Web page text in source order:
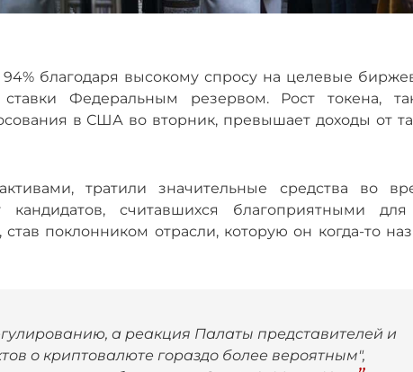
благодаря высокому спросу на целевые
Федеральным резервом. Рост токена,
в США во вторник, превышает доходы от
тратили значительные средства во
считавшихся благоприятными
поклонником отрасли, которую он когда-то
а реакция Палаты представителей и
о криптовалюте гораздо более вероятным",